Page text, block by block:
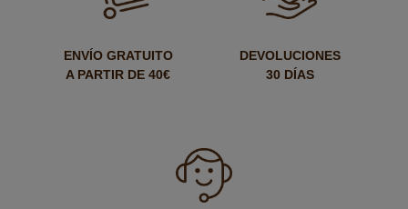
ENVÍO GRATUITO
A PARTIR DE 40€
DEVOLUCIONES
30 DÍAS